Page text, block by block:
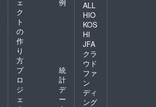
ェ
ク
ト
の
作
り
方
例
プ
ロ
ジ
ェ
統
計
デ
ー
ALL
HIO
KOS
HI
JFA
クラ
ウド
ファ
ン
ディ
ング